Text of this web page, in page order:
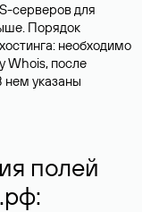
серверов для
Порядок
необходимо
Whois, после
нем указаны
полей